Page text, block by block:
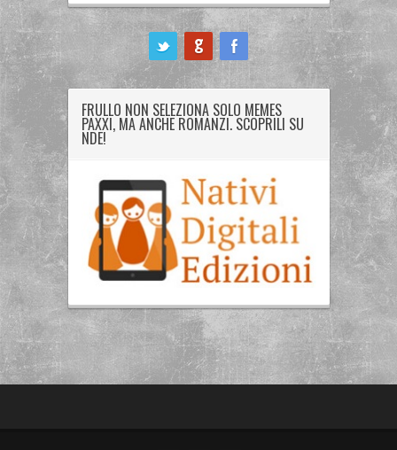
FRULLO NON SELEZIONA SOLO MEMES
PAXXI, MA ANCHE ROMANZI. SCOPRILI SU
NDE!